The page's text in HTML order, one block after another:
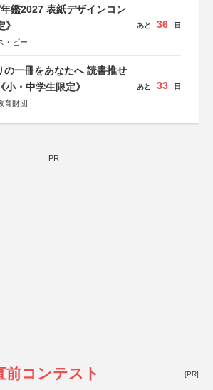
鑑2027 表紙デザインコン
・ビー
あと 36 日
の一冊をあなたへ 読書推せ
小・中学生限定》
育財団
あと 33 日
PR
前コンテスト [PR]